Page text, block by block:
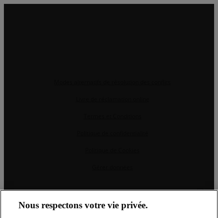
CRM et Sites Immobiliers par eGO Real Estate
Nous respectons votre vie privée.